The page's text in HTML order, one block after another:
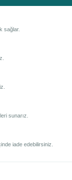
sağlar.
sunarız.
iade edebilirsiniz.